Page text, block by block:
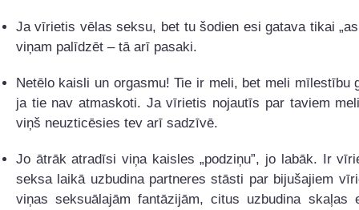
Ja vīrietis vēlas seksu, bet tu šodien esi gatava tikai
viņam palīdzēt – tā arī pasaki.
Netēlo kaisli un orgasmu! Tie ir meli, bet meli mīlestību
ja tie nav atmaskoti. Ja vīrietis nojautīs par taviem
viņš neuzticēsies tev arī sadzīvē.
Jo ātrāk atradīsi viņa kaisles „podziņu”, jo labāk. Ir
seksa laikā uzbudina partneres stāsti par bijušajiem
viņas seksuālajām fantāzijām, citus uzbudina skaļas